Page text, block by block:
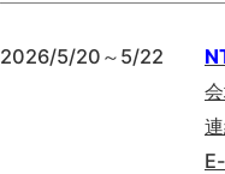
2026/5/20～5/22